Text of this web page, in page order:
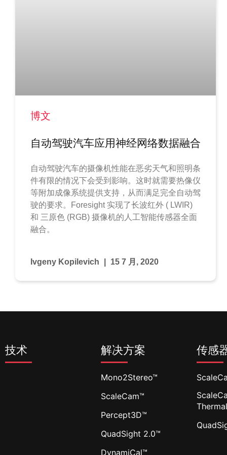
博文
自动驾驶汽车应用神经网络数据融合
自动驾驶汽车的摄像机性能在恶劣天气和照明条
件有限的情况下会受到影响。这时就需要热像仪
等附加成像系统提供支持，从而满足完全自动驾
驶的要求。Foresight 实现了长波红外 ( LWIR)
和 三原色 (RGB) 摄像机的人工智能传感器全面
融合。​
Ivgeny Kopilevich 15 7 月, 2020
技术 解决方案
Mono2Stereo™
ScaleCam™
Percept3D™
QuadSight 2.0™
DynamiCal™
传感